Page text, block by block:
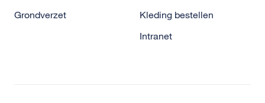
Grondverzet
Kleding bestellen
Intranet